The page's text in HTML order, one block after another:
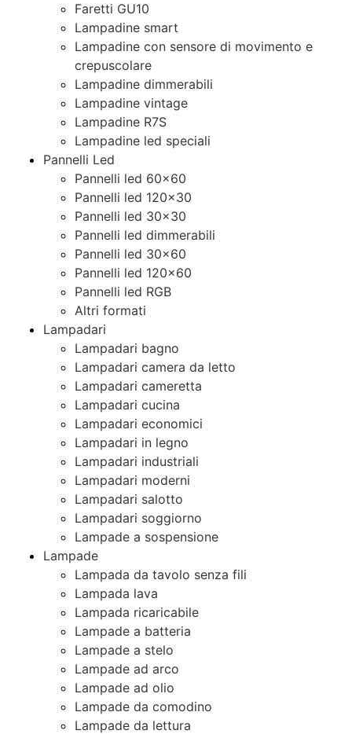
Faretti GU10
Lampadine smart
Lampadine con sensore di movimento e
crepuscolare
Lampadine dimmerabili
Lampadine vintage
Lampadine R7S
Lampadine led speciali
Pannelli Led
Pannelli led 60×60
Pannelli led 120×30
Pannelli led 30×30
Pannelli led dimmerabili
Pannelli led 30×60
Pannelli led 120×60
Pannelli led RGB
Altri formati
Lampadari
Lampadari bagno
Lampadari camera da letto
Lampadari cameretta
Lampadari cucina
Lampadari economici
Lampadari in legno
Lampadari industriali
Lampadari moderni
Lampadari salotto
Lampadari soggiorno
Lampade a sospensione
Lampade
Lampada da tavolo senza fili
Lampada lava
Lampada ricaricabile
Lampade a batteria
Lampade a stelo
Lampade ad arco
Lampade ad olio
Lampade da comodino
Lampade da lettura